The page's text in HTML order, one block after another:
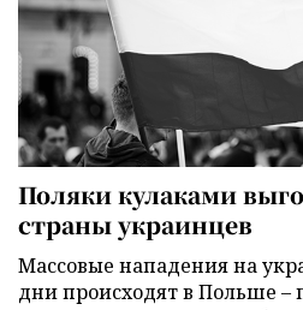
Поляки кулаками
страны украинцев
Массовые нападения на
дни происходят в Польше –